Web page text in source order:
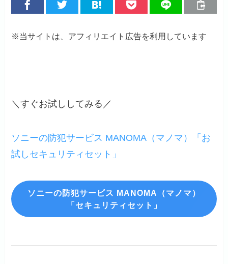
※当サイトは、アフィリエイト広告を利用しています
＼すぐお試ししてみる／
ソニーの防犯サービス MANOMA（マノマ）「お
試しセキュリティセット」
ソニーの防犯サービス MANOMA（マノマ）
「セキュリティセット」